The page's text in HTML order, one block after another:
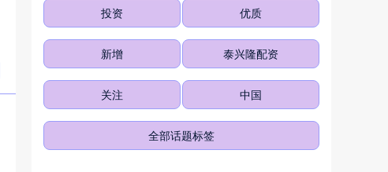
投资 优质
新增 泰兴隆配资
关注 中国
全部话题标签